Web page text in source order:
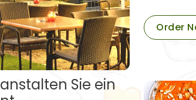
Order
Sie ein